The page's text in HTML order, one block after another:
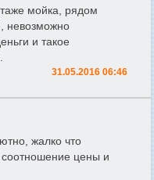
мойка, рядом
невозможно
и такое
31.05.2016 06:46
жалко что
соотношение цены и